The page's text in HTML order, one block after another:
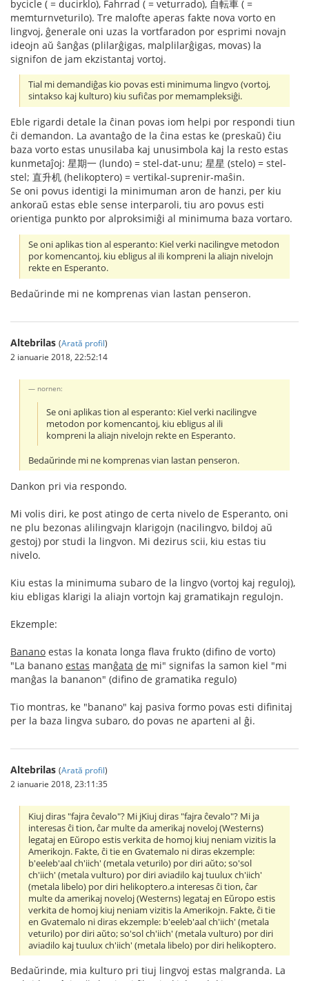
bycicle ( = ducirklo), Fahrrad ( = veturrado), 自転車 ( =
memturnveturilo). Tre malofte aperas fakte nova vorto en
lingvoj, ĝenerale oni uzas la vortfaradon por esprimi novajn
ideojn aŭ ŝanĝas (plilarĝigas, malplilarĝigas, movas) la
signifon de jam ekzistantaj vortoj.
Tial mi demandiĝas kio povas esti minimuma lingvo (vortoj,
sintakso kaj kulturo) kiu sufiĉas por memampleksiĝi.
Eble rigardi detale la ĉinan povas iom helpi por respondi tiun
ĉi demandon. La avantaĝo de la ĉina estas ke (preskaŭ) ĉiu
baza vorto estas unusilaba kaj unusimbola kaj la resto estas
kunmetaĵoj: 星期一 (lundo) = stel-dat-unu; 星星 (stelo) = stel-
stel; 直升机 (helikoptero) = vertikal-suprenir-maŝin.
Se oni povus identigi la minimuman aron de hanzi, per kiu
ankoraŭ estas eble sense interparoli, tiu aro povus esti
orientiga punkto por alproksimiĝi al minimuma baza vortaro.
Se oni aplikas tion al esperanto: Kiel verki nacilingve metodon
por komencantoj, kiu ebligus al ili kompreni la aliajn nivelojn
rekte en Esperanto.
Bedaŭrinde mi ne komprenas vian lastan penseron.
Altebrilas (Arată profil)
2 ianuarie 2018, 22:52:14
nornen:
Se oni aplikas tion al esperanto: Kiel verki nacilingve
metodon por komencantoj, kiu ebligus al ili
kompreni la aliajn nivelojn rekte en Esperanto.
Bedaŭrinde mi ne komprenas vian lastan penseron.
Dankon pri via respondo.
Mi volis diri, ke post atingo de certa nivelo de Esperanto, oni
ne plu bezonas alilingvajn klarigojn (nacilingvo, bildoj aŭ
gestoj) por studi la lingvon. Mi dezirus scii, kiu estas tiu
nivelo.
Kiu estas la minimuma subaro de la lingvo (vortoj kaj reguloj),
kiu ebligas klarigi la aliajn vortojn kaj gramatikajn regulojn.
Ekzemple:
Banano estas la konata longa flava frukto (difino de vorto)
"La banano estas manĝata de mi" signifas la samon kiel "mi
manĝas la bananon" (difino de gramatika regulo)
Tio montras, ke "banano" kaj pasiva formo povas esti difinitaj
per la baza lingva subaro, do povas ne aparteni al ĝi.
Altebrilas (Arată profil)
2 ianuarie 2018, 23:11:35
Kiuj diras "fajra ĉevalo"? Mi jKiuj diras "fajra ĉevalo"? Mi ja
interesas ĉi tion, ĉar multe da amerikaj noveloj (Westerns)
legataj en Eŭropo estis verkita de homoj kiuj neniam vizitis la
Amerikojn. Fakte, ĉi tie en Gvatemalo ni diras ekzemple:
b'eeleb'aal ch'iich' (metala veturilo) por diri aŭto; so'sol
ch'iich' (metala vulturo) por diri aviadilo kaj tuulux ch'iich'
(metala libelo) por diri helikoptero.a interesas ĉi tion, ĉar
multe da amerikaj noveloj (Westerns) legataj en Eŭropo estis
verkita de homoj kiuj neniam vizitis la Amerikojn. Fakte, ĉi tie
en Gvatemalo ni diras ekzemple: b'eeleb'aal ch'iich' (metala
veturilo) por diri aŭto; so'sol ch'iich' (metala vulturo) por diri
aviadilo kaj tuulux ch'iich' (metala libelo) por diri helikoptero.
Bedaŭrinde, mia kulturo pri tiuj lingvoj estas malgranda. La